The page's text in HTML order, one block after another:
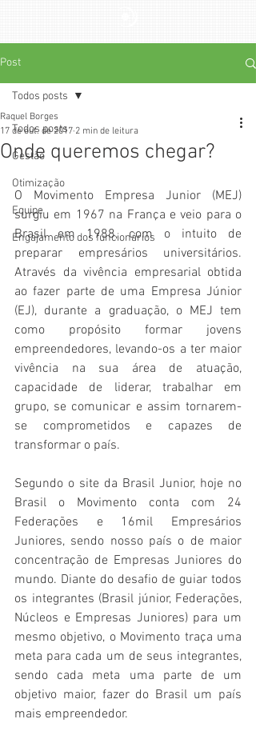
Post
Todos posts
Gestão
Otimização
Equipe
Engajamento dos funcionários
Todos posts
Onde queremos chegar?
Raquel Borges
17 de out. de 2017 2 min de leitura
O Movimento Empresa Junior (MEJ)
surgiu em 1967 na França e veio para o
Brasil em 1988, com o intuito de
preparar empresários universitários.
Através da vivência empresarial obtida
ao fazer parte de uma Empresa Júnior
(EJ), durante a graduação, o MEJ tem
como propósito formar jovens
empreendedores, levando-os a ter maior
vivência na sua área de atuação,
capacidade de liderar, trabalhar em
grupo, se comunicar e assim tornarem-
se comprometidos e capazes de
transformar o país.
Segundo o site da Brasil Junior, hoje no
Brasil o Movimento conta com 24
Federações e 16mil Empresários
Juniores, sendo nosso país o de maior
concentração de Empresas Juniores do
mundo. Diante do desafio de guiar todos
os integrantes (Brasil júnior, Federações,
Núcleos e Empresas Juniores) para um
mesmo objetivo, o Movimento traça uma
meta para cada um de seus integrantes,
sendo cada meta uma parte de um
objetivo maior, fazer do Brasil um país
mais empreendedor.